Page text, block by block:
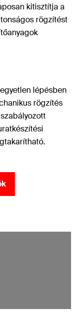
kitisztítja a
rögzítést
lépésben
rögzítés